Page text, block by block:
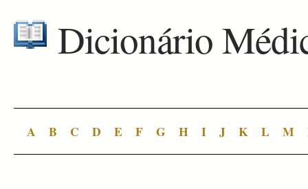
Dicionário
A B C D E F G H I J K L M